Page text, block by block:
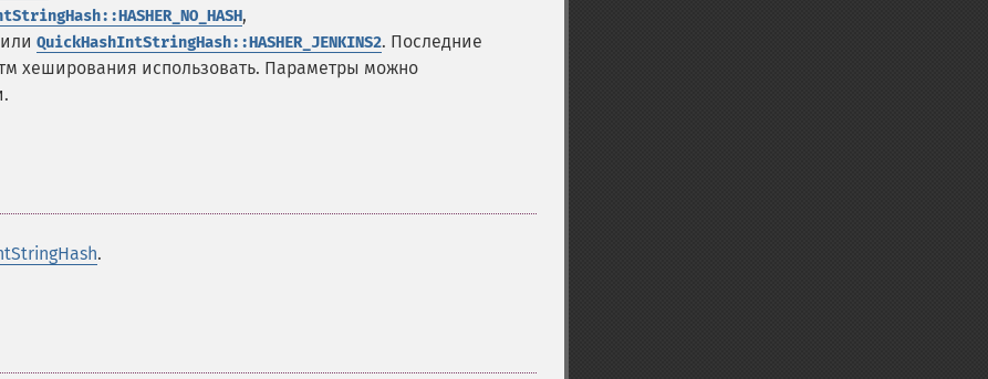
,
или QuickHashIntStringHash::HASHER_JENKINS2. Последние
хеширования использовать. Параметры можно
.